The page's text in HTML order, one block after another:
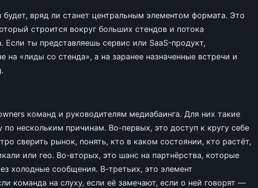
будет, вряд ли станет центральным элементом формата. Это
строится вокруг больших стендов и потока
Если ты представляешь сервис или SaaS-продукт,
на «лиды со стенда», а на заранее назначенные встречи и
команд и руководителям медиабаинга. Для них такие
по нескольким причинам. Во-первых, это доступ к кругу себе
сверить рынок, понять, кто в каком состоянии, кто растёт,
или гео. Во-вторых, это шанс на партнёрства, которые
холодные сообщения. В-третьих, это элемент
команда на слуху, если её замечают, если о ней говорят —